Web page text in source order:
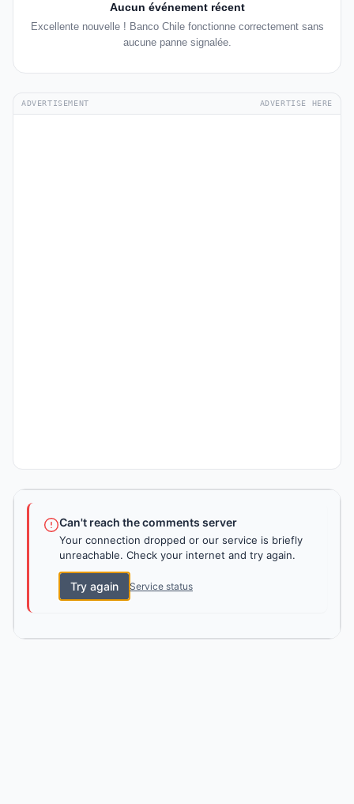
Aucun événement récent
Excellente nouvelle ! Banco Chile fonctionne correctement sans
aucune panne signalée.
ADVERTISEMENT ADVERTISE HERE
Can't reach the comments server
Your connection dropped or our service is briefly
unreachable. Check your internet and try again.
Try again Service status